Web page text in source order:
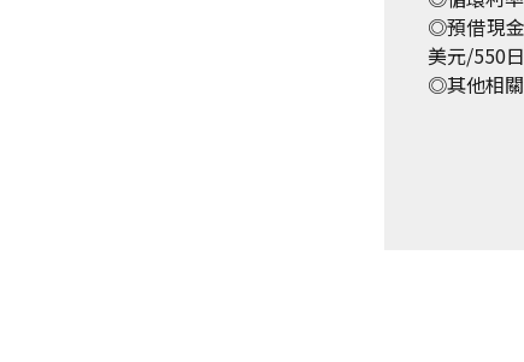
◎預借現
美元/550
◎其他相